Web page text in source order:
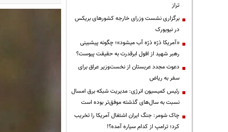
تراز
برگزاری نشست وزرای خارجه کشورهای بریکس
در نیویورک
«آمریکا ذرّه ذرّه آب میشود»؛ چگونه پیشبینی
رهبر شهید از افول ابرقدرت به حقیقت پیوست؟
دعوت مجدد عربستان از نخست‌وزیر عراق برای
سفر به ریاض
رئیس کمیسیون انرژی: مدیریت شبکه برق امسال
نسبت به سال‌های گذشته موفق‌تر بوده است
چاک شومر: جنگ ایران اشتغال آمریکا را تخریب
کرد؛ ترامپ از کدام سیاره آمده؟!